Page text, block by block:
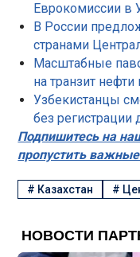
Еврокомиссии в
В России
странами
Масштабные
на транзит
Узбекистанцы
без регистрации
Подпишитесь на
пропустить
# Казахстан #